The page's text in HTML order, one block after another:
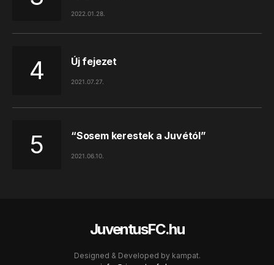
2022.01.28.
Új fejezet
2021.07.27.
“Sosem kerestek a Juvétól”
2021.06.10.
JuventusFC.hu
Designed & Developed by kampat.